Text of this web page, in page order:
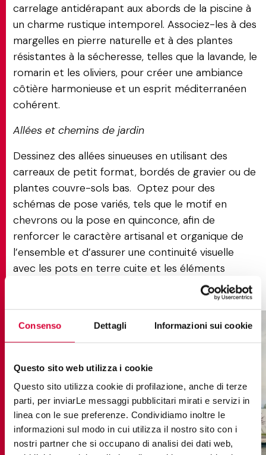
Consenso Dettagli Informazioni sui cookie
Questo sito web utilizza i cookie
Questo sito utilizza cookie di profilazione, anche di terze
parti, per inviarLe messaggi pubblicitari mirati e servizi in
linea con le sue preferenze. Condividiamo inoltre le
informazioni sul modo in cui utilizza il nostro sito con i
nostri partner che si occupano di analisi dei dati web,
carrelage antidérapant aux abords de la piscine à
un charme rustique intemporel. Associez-les à des
margelles en pierre naturelle et à des plantes
résistantes à la sécheresse, telles que la lavande, le
romarin et les oliviers, pour créer une ambiance
côtière harmonieuse et un esprit méditerranéen
cohérent.
Allées et chemins de jardin
Dessinez des allées sinueuses en utilisant des
carreaux de petit format, bordés de gravier ou de
plantes couvre-sols bas. Optez pour des
schémas de pose variés, tels que le motif en
chevrons ou la pose en quinconce, afin de
renforcer le caractère artisanal et organique de
l’ensemble et d’assurer une continuité visuelle
avec les pots en terre cuite et les éléments